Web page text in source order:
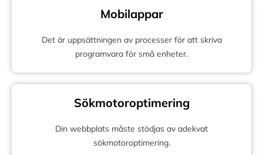
Mobilappar
Det är uppsättningen av processer för att skriva
programvara för små enheter.
Sökmotoroptimering
Din webbplats måste stödjas av adekvat
sökmotoroptimering.